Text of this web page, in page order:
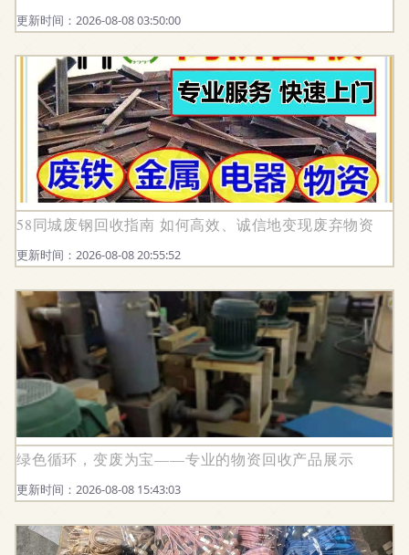
更新时间：2026-08-08 03:50:00
58同城废钢回收指南 如何高效、诚信地变现废弃物资
更新时间：2026-08-08 20:55:52
绿色循环，变废为宝——专业的物资回收产品展示
更新时间：2026-08-08 15:43:03